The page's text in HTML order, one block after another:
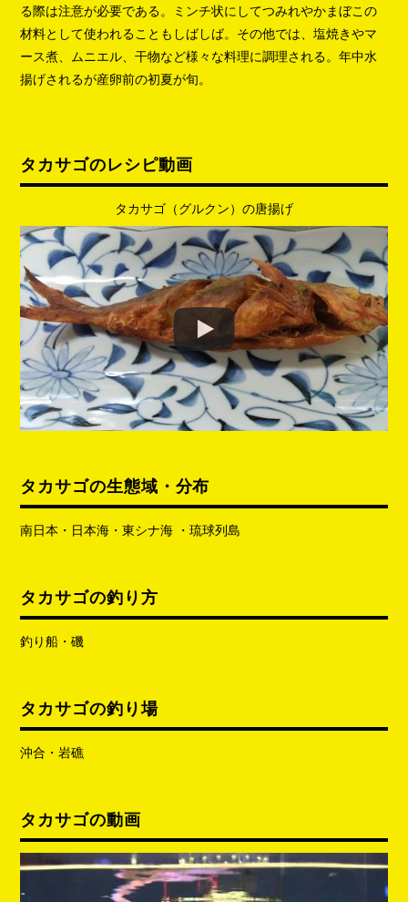
る際は注意が必要である。ミンチ状にしてつみれやかまぼこの
材料として使われることもしばしば。その他では、塩焼きやマ
ース煮、ムニエル、干物など様々な料理に調理される。年中水
揚げされるが産卵前の初夏が旬。
タカサゴのレシピ動画
タカサゴ（グルクン）の唐揚げ
タカサゴの生態域・分布
南日本・日本海・東シナ海 ・琉球列島
タカサゴの釣り方
釣り船・磯
タカサゴの釣り場
沖合・岩礁
タカサゴの動画